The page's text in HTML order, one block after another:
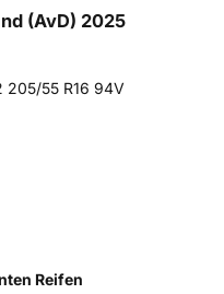
(AvD) 2025
205/55 R16 94V
Reifen